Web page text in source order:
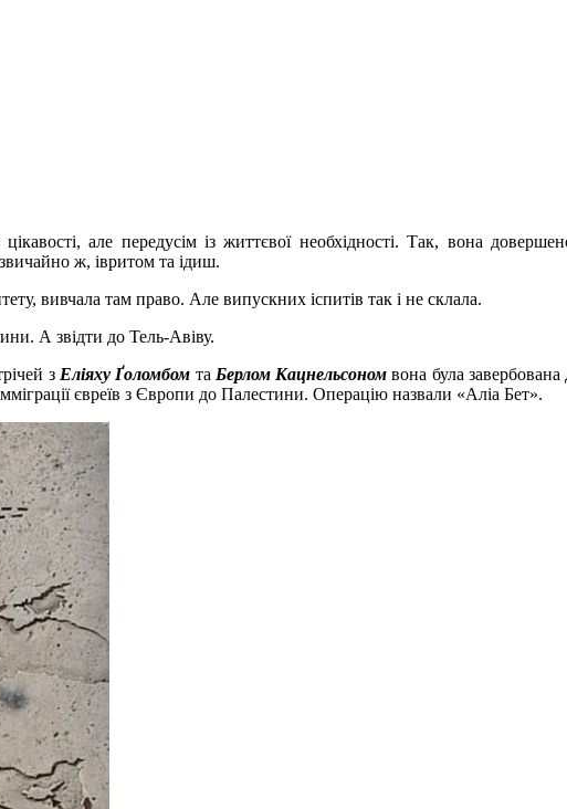
але передусім із життєвої необхідності. Так, вона
ж, івритом та ідиш.
вивчала там право. Але випускних іспитів так і не склала.
А звідти до Тель-Авіву.
з Еліяху Ґоломбом та Берлом Кацнельсоном вона була
євреїв з Європи до Палестини. Операцію назвали «Аліа Бет».